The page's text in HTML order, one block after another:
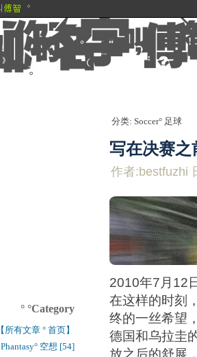
分类: Soccer° 足球
写在决赛之
作者:bestfuzhi
2010年7月12
在这样的时刻
终的一丝希望
德国和乌拉圭
放之后的舒展
° °Category
【所有文章 ° 首页】
Phantasy° 空想 [54]